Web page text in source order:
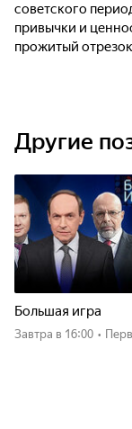
советского
привычки и
прожитый
Другие
Большая игра
Завтра в 16:00 •